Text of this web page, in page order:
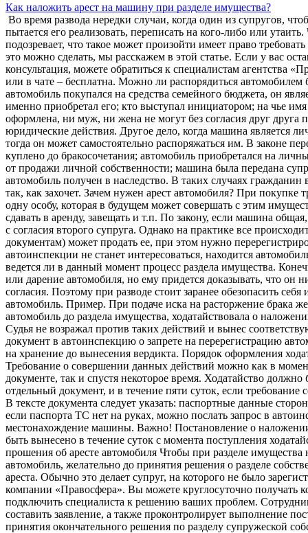
Как наложить арест на машину при разделе имущества?
Во время развода нередки случаи, когда один из супругов,
пытается его реализовать, переписать на кого-либо или
подозревает, что такое может произойти имеет право
это можно сделать, мы расскажем в этой статье. Если у вас
консультация, можете обратиться к специалистам агентства
или в чате – бесплатна. Можно ли распорядиться автомобилем
автомобиль покупался на средства семейного бюджета, он
именно приобретал его; кто выступал инициатором; на чье
оформлена, ни муж, ни жена не могут без согласия друг друга
юридические действия. Другое дело, когда машина является
тогда он может самостоятельно распоряжаться им. В законе
куплено до бракосочетания; автомобиль приобретался на
от продажи личной собственности; машина была передана
автомобиль получен в наследство. В таких случаях
так, как захочет. Зачем нужен арест автомобиля? При покупке
одну особу, которая в будущем может совершать с этим
сдавать в аренду, завещать и т.п. По закону, если машина
с согласия второго супруга. Однако на практике все
документам) может продать ее, при этом нужно
автоинспекции не станет интересоваться, находится
ведется ли в данный момент процесс раздела имущества.
или дарение автомобиля, но ему придется доказывать, что он
согласия. Поэтому при разводе стоит заранее обезопасить
автомобиль. Пример. При подаче иска на расторжение брака
автомобиль до раздела имущества, ходатайствовала о
Судья не возражал против таких действий и вынес
документ в автоинспекцию о запрете на перерегистрацию
на хранение до вынесения вердикта. Порядок оформления
Требование о совершении данных действий можно как в
документе, так и спустя некоторое время. Ходатайство
отдельный документ, и в течение пяти суток, если требование
В тексте документа следует указать: паспортные данные
если паспорта ТС нет на руках, можно послать запрос в
местонахождение машины. Важно! Постановление о
быть вынесено в течение суток с момента поступления
прошения об аресте автомобиля Чтобы при разделе
автомобиль, желательно до принятия решения о разделе
ареста. Обычно это делает супруг, на которого не было
компании «Правосфера». Вы можете круглосуточно получать
подключить специалиста к решению ваших проблем.
составить заявление, а также проконтролирует выполнение
принятия окончательного решения по разделу супружеской